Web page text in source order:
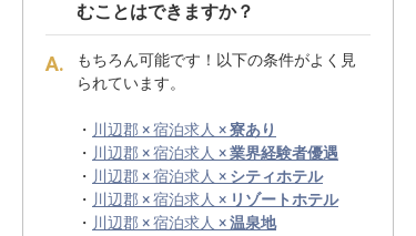
むことはできますか？
もちろん可能です！以下の条件がよく見
られています。
・ 川辺郡 × 宿泊求人 ×寮あり
・ 川辺郡 × 宿泊求人 ×業界経験者優遇
・ 川辺郡 × 宿泊求人 × シティホテル
・ 川辺郡 × 宿泊求人 × リゾートホテル
・ 川辺郡 × 宿泊求人 ×温泉地